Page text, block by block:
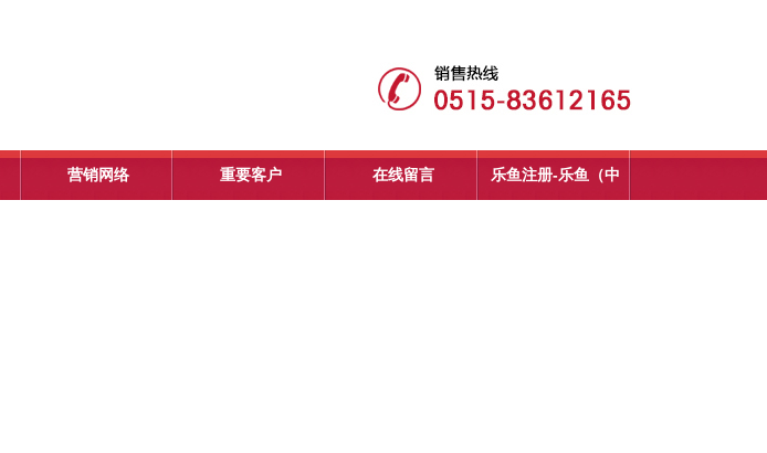
营销网络 重要客户 在线留言 乐鱼注册-乐鱼（中